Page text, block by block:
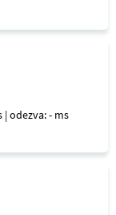
| odezva: - ms